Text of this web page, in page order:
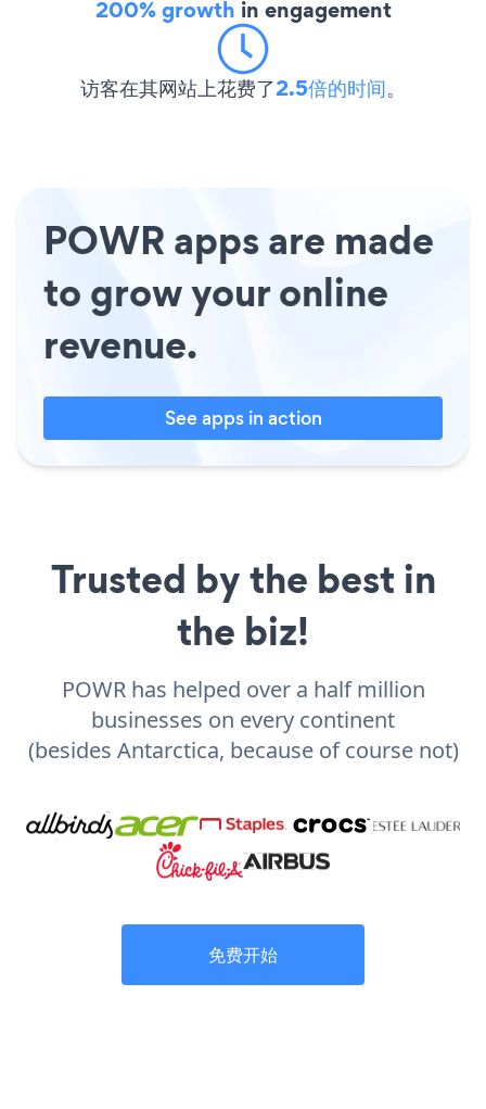
200% growth in engagement
访客在其网站上花费了2.5倍的时间。
POWR apps are made
to grow your online
revenue.
See apps in action
Trusted by the best in
the biz!
POWR has helped over a half million
businesses on every continent
(besides Antarctica, because of course not)
免费开始